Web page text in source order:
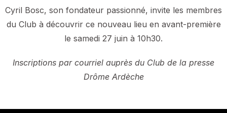
Cyril Bosc, son fondateur passionné, invite les membres
du Club à découvrir ce nouveau lieu en avant-première
le samedi 27 juin à 10h30.
Inscriptions par courriel auprès du Club de la presse
Drôme Ardèche